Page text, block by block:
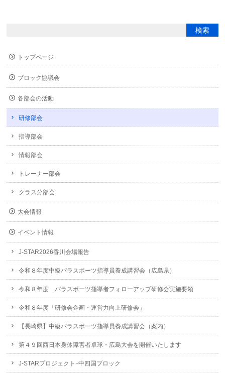
トップページ
ブロック協議会
各部会の活動
研修部会
指導部会
情報部会
トレーナー部会
クラス分部会
大会情報
イベント情報
J-STAR2026香川会場報告
令和８年度中級パラスポーツ指導員養成講習会（広島県）
令和８年度 パラスポーツ指導者フォローアップ研修会実施要領
令和８年度「研修会企画・運営力向上研修会」
【長崎県】中級パラスポーツ指導員養成講習会（案内）
第４９回西日本身体障害者卓球・広島大会を開催いたします
J-STARプロジェクトｰ中四国ブロック